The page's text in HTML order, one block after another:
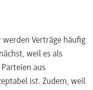
Verträge häufig
weil es als
aus
ist. Zudem, weil